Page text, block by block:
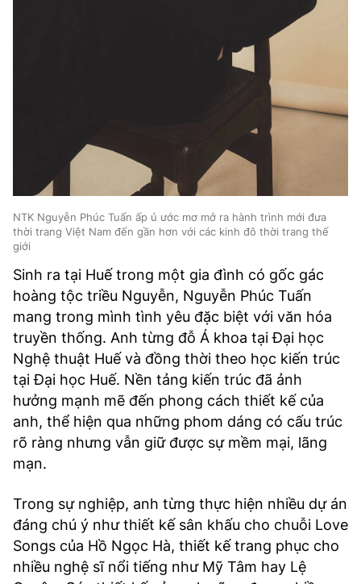
NTK Nguyễn Phúc Tuấn ấp ủ ước mơ mở ra hành trình mới đưa
thời trang Việt Nam đến gần hơn với các kinh đô thời trang thế
giới
Sinh ra tại Huế trong một gia đình có gốc gác
hoàng tộc triều Nguyễn, Nguyễn Phúc Tuấn
mang trong mình tình yêu đặc biệt với văn hóa
truyền thống. Anh từng đỗ Á khoa tại Đại học
Nghệ thuật Huế và đồng thời theo học kiến trúc
tại Đại học Huế. Nền tảng kiến trúc đã ảnh
hưởng mạnh mẽ đến phong cách thiết kế của
anh, thể hiện qua những phom dáng có cấu trúc
rõ ràng nhưng vẫn giữ được sự mềm mại, lãng
mạn.
Trong sự nghiệp, anh từng thực hiện nhiều dự án
đáng chú ý như thiết kế sân khấu cho chuỗi Love
Songs của Hồ Ngọc Hà, thiết kế trang phục cho
nhiều nghệ sĩ nổi tiếng như Mỹ Tâm hay Lệ